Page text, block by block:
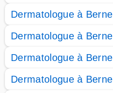
Dermatologue à Berne
Dermatologue à Berne
Dermatologue à Berne
Dermatologue à Berne